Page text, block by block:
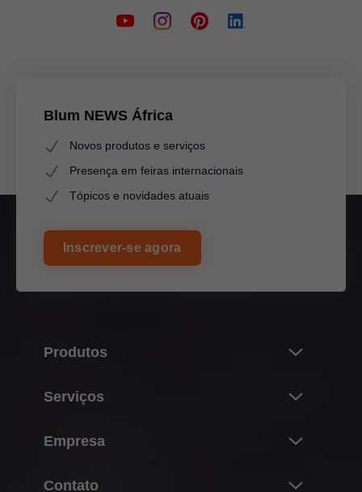
Blum NEWS África
Novos produtos e serviços
Presença em feiras internacionais
Tópicos e novidades atuais
Inscrever-se agora
Produtos
Sistemas de portas de elevação
Serviços
Aquisição & pedido
Empresa
Contato